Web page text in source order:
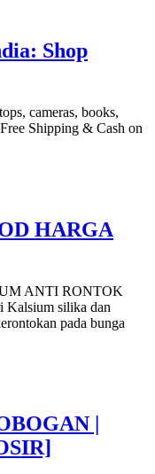
Shop
cameras, books,
Shipping & Cash on
HARGA
ANTI RONTOK
silika dan
pada bunga
|